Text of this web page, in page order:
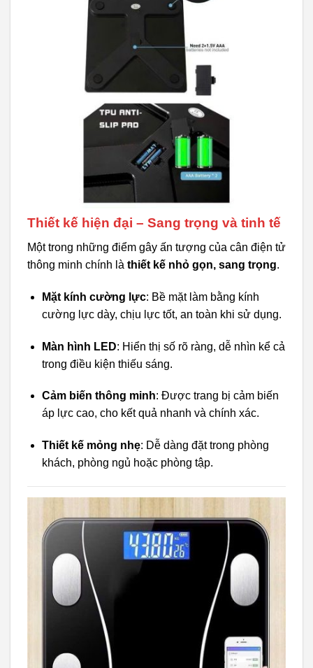
Thiết kế hiện đại – Sang trọng và tinh tế
Một trong những điểm gây ấn tượng của cân điện tử
thông minh chính là thiết kế nhỏ gọn, sang trọng.
Mặt kính cường lực: Bề mặt làm bằng kính
cường lực dày, chịu lực tốt, an toàn khi sử dụng.
Màn hình LED: Hiển thị số rõ ràng, dễ nhìn kể cả
trong điều kiện thiếu sáng.
Cảm biến thông minh: Được trang bị cảm biến
áp lực cao, cho kết quả nhanh và chính xác.
Thiết kế mỏng nhẹ: Dễ dàng đặt trong phòng
khách, phòng ngủ hoặc phòng tập.